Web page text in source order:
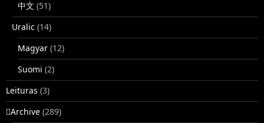
中文 (51)
Uralic (14)
Magyar (12)
Suomi (2)
Leituras (3)
􏿽Archive (289)